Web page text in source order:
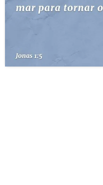
PERGUNTE À BÍBLIA
QUEM SOMOS